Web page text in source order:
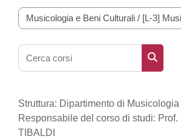
Categorie di corso
Cerca corsi
Cerca
Struttura: Dipartimento di
Responsabile del corso di studi:
TIBALDI